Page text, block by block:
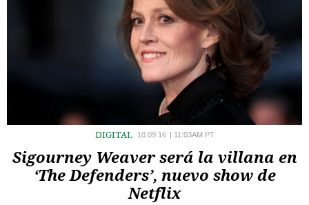
DIGITAL 10.09.16 | 11:03AM PT
Sigourney Weaver será la villana en
‘The Defenders’, nuevo show de
Netflix